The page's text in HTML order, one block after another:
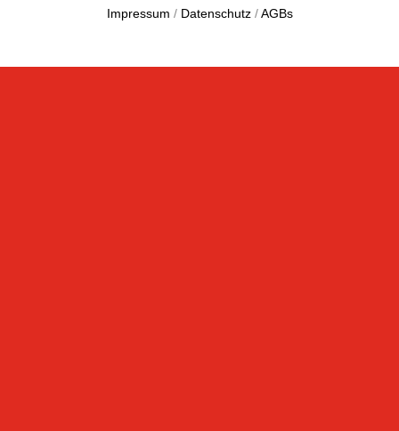
Impressum / Datenschutz /AGBs